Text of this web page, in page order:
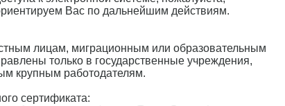
Вас по дальнейшим действиям.
лицам, миграционным или образовательным
только в государственные учреждения,
крупным работодателям.
сертификата: